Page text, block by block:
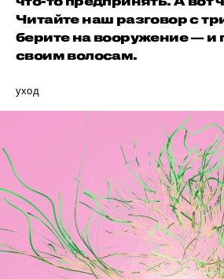
Читайте наш разговор с
берите на вооружение — и
своим волосам.
уход